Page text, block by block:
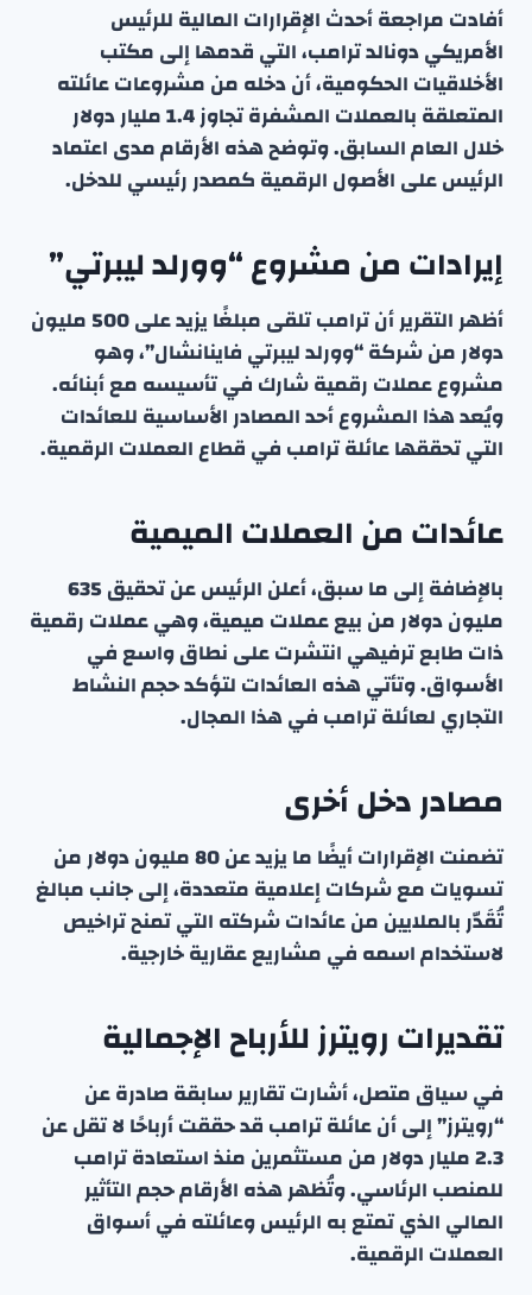
أفادت مراجعة أحدث الإقرارات المالية للرئيس
الأمريكي دونالد ترامب، التي قدمها إلى مكتب
الأخلاقيات الحكومية، أن دخله من مشروعات عائلته
المتعلقة بالعملات المشفرة تجاوز 1.4 مليار دولار
خلال العام السابق. وتوضح هذه الأرقام مدى اعتماد
الرئيس على الأصول الرقمية كمصدر رئيسي للدخل.
إيرادات من مشروع “وورلد ليبرتي”
أظهر التقرير أن ترامب تلقى مبلغًا يزيد على 500 مليون
دولار من شركة “وورلد ليبرتي فاينانشال”، وهو
مشروع عملات رقمية شارك في تأسيسه مع أبنائه.
ويُعد هذا المشروع أحد المصادر الأساسية للعائدات
التي تحققها عائلة ترامب في قطاع العملات الرقمية.
عائدات من العملات الميمية
بالإضافة إلى ما سبق، أعلن الرئيس عن تحقيق 635
مليون دولار من بيع عملات ميمية، وهي عملات رقمية
ذات طابع ترفيهي انتشرت على نطاق واسع في
الأسواق. وتأتي هذه العائدات لتؤكد حجم النشاط
التجاري لعائلة ترامب في هذا المجال.
مصادر دخل أخرى
تضمنت الإقرارات أيضًا ما يزيد عن 80 مليون دولار من
تسويات مع شركات إعلامية متعددة، إلى جانب مبالغ
تُقَدّر بالملايين من عائدات شركته التي تمنح تراخيص
لاستخدام اسمه في مشاريع عقارية خارجية.
تقديرات رويترز للأرباح الإجمالية
في سياق متصل، أشارت تقارير سابقة صادرة عن
“رويترز” إلى أن عائلة ترامب قد حققت أرباحًا لا تقل عن
2.3 مليار دولار من مستثمرين منذ استعادة ترامب
للمنصب الرئاسي. وتُظهر هذه الأرقام حجم التأثير
المالي الذي تمتع به الرئيس وعائلته في أسواق
العملات الرقمية.